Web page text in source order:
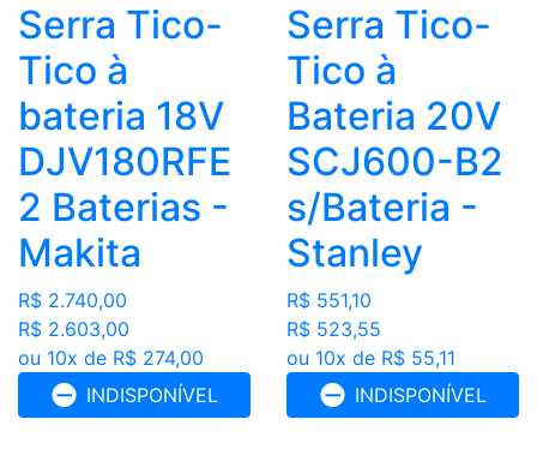
Serra Tico-
Tico à
bateria 18V
DJV180RFE
2 Baterias -
Makita
R$ 2.740,00
R$ 2.603,00
ou 10x de R$ 274,00
INDISPONÍVEL
Serra Tico-
Tico à
Bateria 20V
SCJ600-B2
s/Bateria -
Stanley
R$ 551,10
R$ 523,55
ou 10x de R$ 55,11
INDISPONÍVEL